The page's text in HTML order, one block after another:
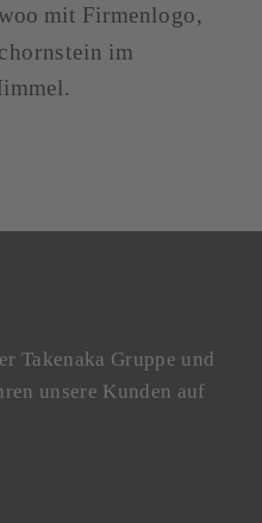
Takenaka Gruppe und
unsere Kunden auf